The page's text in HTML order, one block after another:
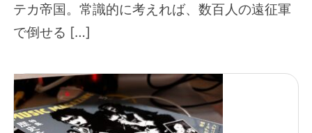
テカ帝国。常識的に考えれば、数百人の遠征軍
で倒せる […]